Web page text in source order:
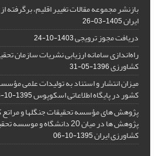
ایران1405-03-26
دریافت مجوز ترویجی1403-10-24
راه‌اندازی سامانه ارزیابی نشریات سازمان
کشاورزی1396-05-31
میزان انتشار و استناد به تولیدات علمی
کشور در پایگاه اطلاعاتی اسکوپوس1395-10-06
پژوهش های مؤسسه تحقیقات جنگلها و مراتع
پژوهش ها در میان 20 دانشگاه‌ و
کشاورزی ایران1395-10-06